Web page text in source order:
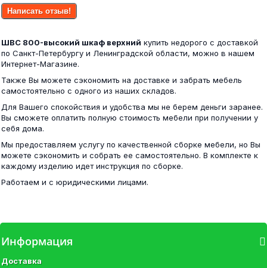
Угол №1 Вега (рельеф пастель)
4 100 ₽
Стол кухонный раскладной белфорд
3 600 ₽
Bergen НМ 013.07 Шкаф комбинированный...
Написать отзыв!
ШВС 800-высокий шкаф верхний купить недорого с доставкой
по Санкт-Петербургу и Ленинградской области, можно в нашем
Интернет-Магазине.
Также Вы можете сэкономить на доставке и забрать мебель
самостоятельно с одного из наших складов.
Для Вашего спокойствия и удобства мы не берем деньги заранее.
Вы сможете оплатить полную стоимость мебели при получении у
себя дома.
Мы предоставляем услугу по качественной сборке мебели, но Вы
можете сэкономить и собрать ее самостоятельно. В комплекте к
каждому изделию идет инструкция по сборке.
Работаем и с юридическими лицами.
Информация
Доставка